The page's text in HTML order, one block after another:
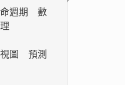
命週期 數
視圖 預測